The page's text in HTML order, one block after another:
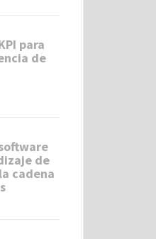
para
de
de
cadena